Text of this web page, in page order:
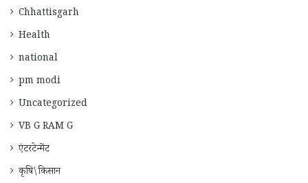
Chhattisgarh
Health
national
pm modi
Uncategorized
VB G RAM G
एंटरटेन्मेंट
कृषि\किसान